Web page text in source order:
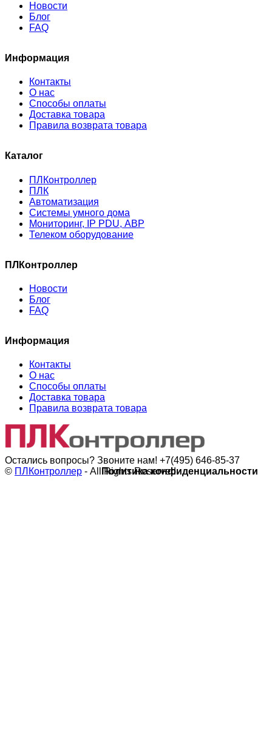
Новости
Блог
FAQ
Информация
Контакты
О нас
Способы оплаты
Доставка товара
Правила возврата товара
Каталог
ПЛКонтроллер
ПЛК
Автоматизация
Системы умного дома
Мониторинг, IP PDU, АВР
Телеком оборудование
ПЛКонтроллер
Новости
Блог
FAQ
Информация
Контакты
О нас
Способы оплаты
Доставка товара
Правила возврата товара
Остались вопросы? Звоните нам! +7(495) 646-85-37
© ПЛКонтроллер - All Rights Reserved
Политика конфиденциальности